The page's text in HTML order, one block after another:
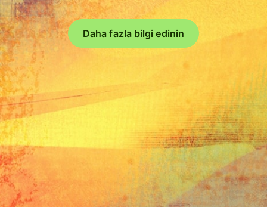
Daha fazla bilgi edinin